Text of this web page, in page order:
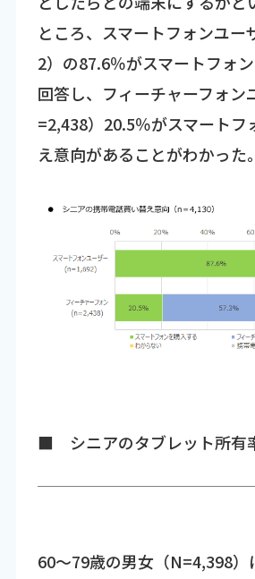
ところ、スマートフォンユー
2）の87.6％がスマートフォ
回答し、フィーチャーフォン
=2,438）20.5％がスマートフ
え意向があることがわかった。
■ シニアのタブレット所有
60～79歳の男女（N=4,398）